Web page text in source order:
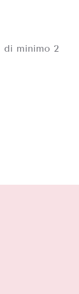
di minimo 2